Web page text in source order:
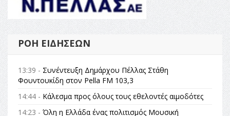
ΡΟΉ ΕΙΔΉΣΕΩΝ
13:39 - Συνέντευξη Δημάρχου Πέλλας Στάθη
Φουντουκίδη στον Pella FM 103,3
14:44 - Κάλεσμα προς όλους τους εθελοντές αιμοδότες
14:23 - Όλη η Ελλάδα ένας πολιτισμός Μουσική